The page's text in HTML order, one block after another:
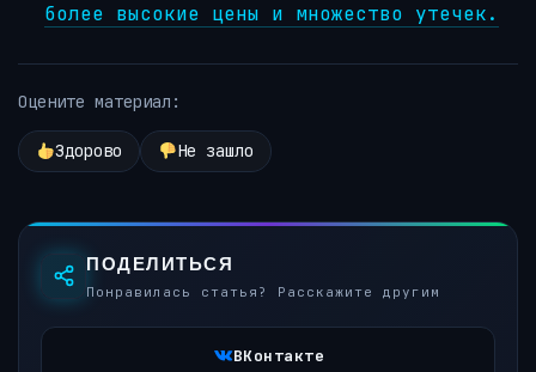
более высокие цены и множество утечек.
Оцените материал:
Здорово Не зашло
ПОДЕЛИТЬСЯ
Понравилась статья? Расскажите другим
ВКонтакте